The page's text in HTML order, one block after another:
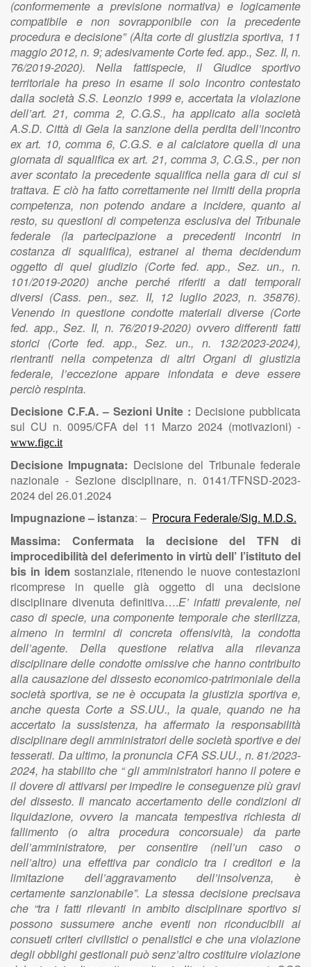
(conformemente a previsione normativa) e logicamente
compatibile e non sovrapponibile con la precedente
procedura e decisione” (Alta corte di giustizia sportiva, 11
maggio 2012, n. 9; adesivamente Corte fed. app., Sez. II, n.
76/2019-2020). Nella fattispecie, il Giudice sportivo
territoriale ha preso in esame il solo incontro contestato
dalla società S.S. Leonzio 1999 e, accertata la violazione
dell’art. 21, comma 2, C.G.S., ha applicato alla società
A.S.D. Città di Gela la sanzione della perdita dell’incontro
ex art. 10, comma 6, C.G.S. e al calciatore quella di una
giornata di squalifica ex art. 21, comma 3, C.G.S., per non
aver scontato la precedente squalifica nella gara di cui si
trattava. E ciò ha fatto correttamente nei limiti della propria
competenza, non potendo andare a incidere, quanto al
resto, su questioni di competenza esclusiva del Tribunale
federale (la partecipazione a precedenti incontri in
costanza di squalifica), estranei al thema decidendum
oggetto di quel giudizio (Corte fed. app., Sez. un., n.
101/2019-2020) anche perché riferiti a dati temporali
diversi (Cass. pen., sez. II, 12 luglio 2023, n. 35876).
Venendo in questione condotte materiali diverse (Corte
fed. app., Sez. II, n. 76/2019-2020) ovvero differenti fatti
storici (Corte fed. app., Sez. un., n. 132/2023-2024),
rientranti nella competenza di altri Organi di giustizia
federale, l’eccezione appare infondata e deve essere
perciò respinta.
Decisione C.F.A. – Sezioni Unite : Decisione pubblicata
sul CU n. 0095/CFA del 11 Marzo 2024 (motivazioni) -
www.figc.it
Decisione Impugnata: Decisione del Tribunale federale
nazionale - Sezione disciplinare, n. 0141/TFNSD-2023-
2024 del 26.01.2024
Impugnazione – istanza: – Procura Federale/Sig. M.D.S.
Massima: Confermata la decisione del TFN di
improcedibilità del deferimento in virtù dell’ l’istituto del
bis in idemsostanziale, ritenendo le nuove contestazioni
ricomprese in quelle già oggetto di una decisione
disciplinare divenuta definitiva….E’ infatti prevalente, nel
caso di specie, una componente temporale che sterilizza,
almeno in termini di concreta offensività, la condotta
dell’agente. Della questione relativa alla rilevanza
disciplinare delle condotte omissive che hanno contribuito
alla causazione del dissesto economico-patrimoniale della
società sportiva, se ne è occupata la giustizia sportiva e,
anche questa Corte a SS.UU., la quale, quando ne ha
accertato la sussistenza, ha affermato la responsabilità
disciplinare degli amministratori delle società sportive e dei
tesserati. Da ultimo, la pronuncia CFA SS.UU., n. 81/2023-
2024, ha stabilito che “ gli amministratori hanno il potere e
il dovere di attivarsi per impedire le conseguenze più gravi
del dissesto. Il mancato accertamento delle condizioni di
liquidazione, ovvero la mancata tempestiva richiesta di
fallimento (o altra procedura concorsuale) da parte
dell’amministratore, per consentire (nell’un caso o
nell’altro) una effettiva par condicio tra i creditori e la
limitazione dell’aggravamento dell’insolvenza, è
certamente sanzionabile”. La stessa decisione precisava
che “tra i fatti rilevanti in ambito disciplinare sportivo si
possono sussumere anche eventi non riconducibili ai
consueti criteri civilistici o penalistici e che una violazione
degli obblighi gestionali può senz’altro costituire violazione